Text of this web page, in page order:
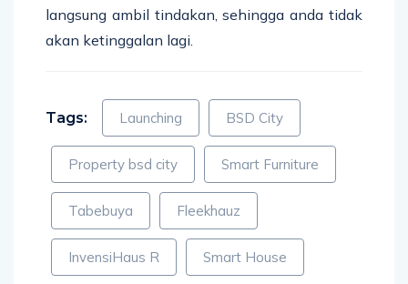
langsung ambil tindakan, sehingga anda tidak
akan ketinggalan lagi.
Tags: Launching BSD City
Property bsd city Smart Furniture
Tabebuya Fleekhauz
InvensiHaus R Smart House